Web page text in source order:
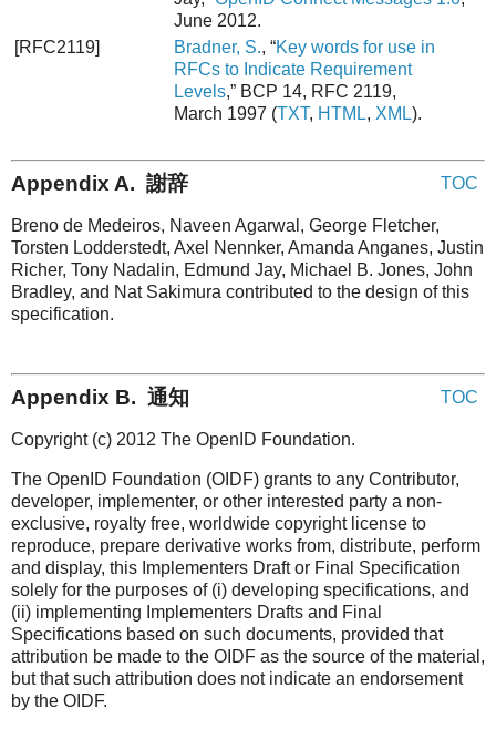
June 2012.
[RFC2119]
Bradner, S., “Key words for use in
RFCs to Indicate Requirement
Levels,” BCP 14, RFC 2119,
March 1997 (TXT, HTML, XML).
TOC
Appendix A. 謝辞
Breno de Medeiros, Naveen Agarwal, George Fletcher,
Torsten Lodderstedt, Axel Nennker, Amanda Anganes, Justin
Richer, Tony Nadalin, Edmund Jay, Michael B. Jones, John
Bradley, and Nat Sakimura contributed to the design of this
specification.
TOC
Appendix B. 通知
Copyright (c) 2012 The OpenID Foundation.
The OpenID Foundation (OIDF) grants to any Contributor,
developer, implementer, or other interested party a non-
exclusive, royalty free, worldwide copyright license to
reproduce, prepare derivative works from, distribute, perform
and display, this Implementers Draft or Final Specification
solely for the purposes of (i) developing specifications, and
(ii) implementing Implementers Drafts and Final
Specifications based on such documents, provided that
attribution be made to the OIDF as the source of the material,
but that such attribution does not indicate an endorsement
by the OIDF.